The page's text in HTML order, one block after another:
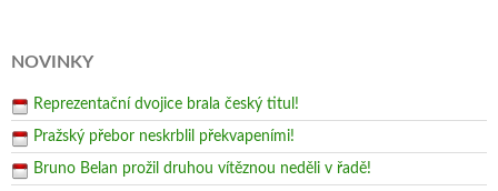
NOVINKY
Reprezentační dvojice brala český titul!
Pražský přebor neskrblil překvapeními!
Bruno Belan prožil druhou vítěznou neděli v řadě!